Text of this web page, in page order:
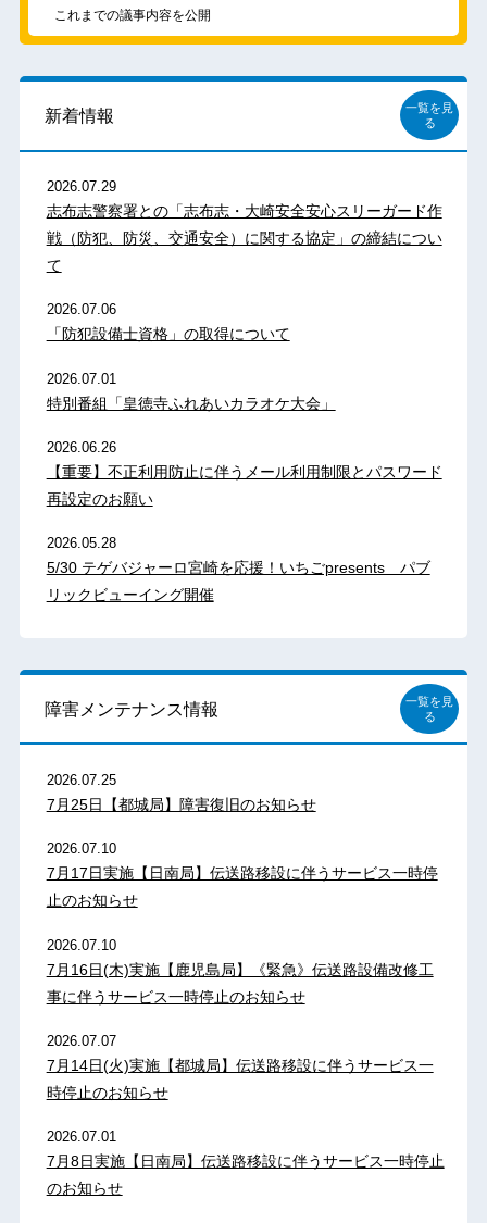
これまでの議事内容を公開
新着情報
一覧を見
る
2026.07.29
志布志警察署との「志布志・大崎安全安心スリーガード作
戦（防犯、防災、交通安全）に関する協定」の締結につい
て
2026.07.06
「防犯設備士資格」の取得について
2026.07.01
特別番組「皇徳寺ふれあいカラオケ大会」
2026.06.26
【重要】不正利用防止に伴うメール利用制限とパスワード
再設定のお願い
2026.05.28
5/30 テゲバジャーロ宮崎を応援！いちごpresents パブ
リックビューイング開催
障害メンテナンス情報
一覧を見
る
2026.07.25
7月25日【都城局】障害復旧のお知らせ
2026.07.10
7月17日実施【日南局】伝送路移設に伴うサービス一時停
止のお知らせ
2026.07.10
7月16日(木)実施【鹿児島局】《緊急》伝送路設備改修工
事に伴うサービス一時停止のお知らせ
2026.07.07
7月14日(火)実施【都城局】伝送路移設に伴うサービス一
時停止のお知らせ
2026.07.01
7月8日実施【日南局】伝送路移設に伴うサービス一時停止
のお知らせ